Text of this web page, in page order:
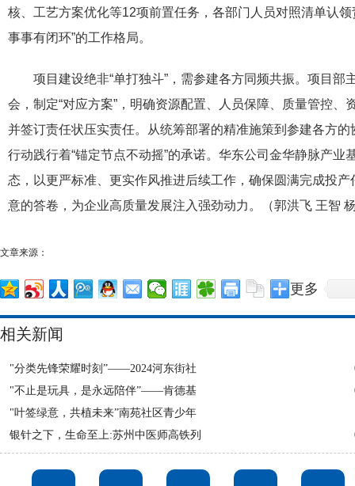
核、工艺方案优化等12项前置任务，各部门人员对照清单认
事事有闭环”的工作格局。
项目建设绝非“单打独斗”，需参建各方同频共振。项目部
会，制定“对应方案”，明确资源配置、人员保障、质量管控、
并签订责任状压实责任。从统筹部署的精准施策到参建各方
行动践行着“锚定节点不动摇”的承诺。华东公司金华静脉产业
态，以更严标准、更实作风推进后续工作，确保圆满完成投
意的答卷，为企业高质量发展注入强劲动力。（郭洪飞 王智
文章来源：
更多
相关新闻
"分类先锋荣耀时刻”——2024河东街社
"不止是玩具，是永远陪伴”——肯德基
"叶签绿意，共植未来”南苑社区青少年
银针之下，生命至上:苏州中医师高铁列